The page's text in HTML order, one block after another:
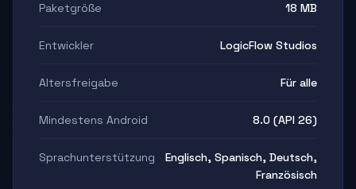
Paketgröße 18 MB
Entwickler LogicFlow Studios
Altersfreigabe Für alle
Mindestens Android 8.0 (API 26)
Sprachunterstützung
Englisch, Spanisch, Deutsch,
Französisch